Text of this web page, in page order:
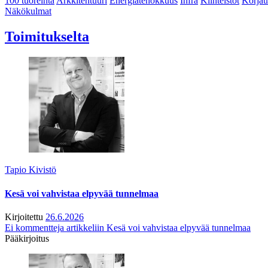
Näkökulmat
Toimitukselta
Tapio Kivistö
Kesä voi vahvistaa elpyvää tunnelmaa
Kirjoitettu 26.6.2026
Ei kommentteja artikkeliin Kesä voi vahvistaa elpyvää tunnelmaa
Pääkirjoitus